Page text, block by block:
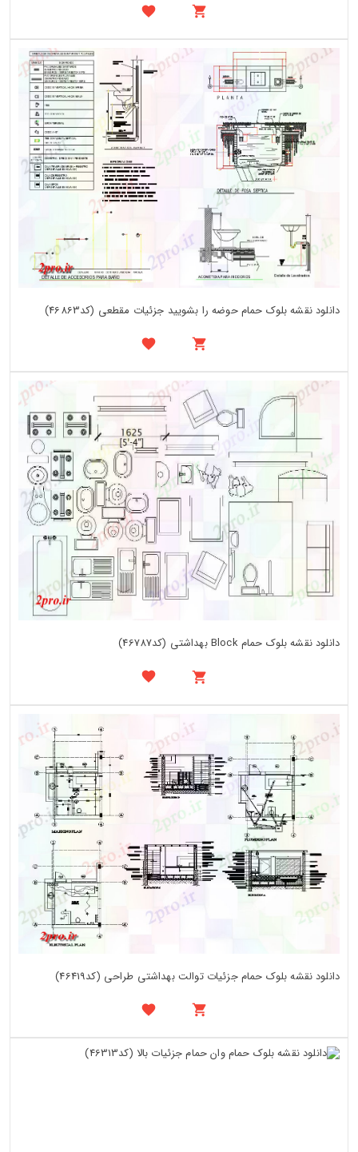
دانلود نقشه بلوک حمام حوضه را بشویید جزئیات مقطعی (کد46863)
دانلود نقشه بلوک حمام Block بهداشتی (کد46787)
دانلود نقشه بلوک حمام جزئیات توالت بهداشتی طراحی (کد46419)